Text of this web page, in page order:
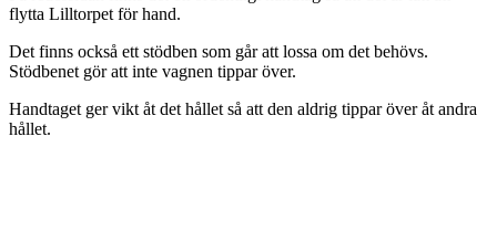
flytta Lilltorpet för hand.
Det finns också ett stödben som går att lossa om det behövs.
Stödbenet gör att inte vagnen tippar över.
Handtaget ger vikt åt det hållet så att den aldrig tippar över åt andra
hållet.